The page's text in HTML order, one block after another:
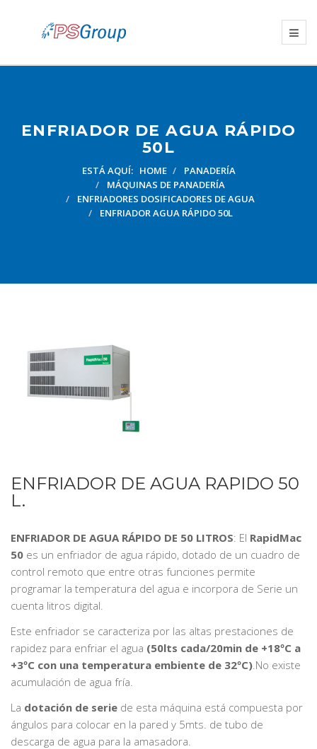
ENFRIADOR DE AGUA RÁPIDO
50L
ESTÁ AQUÍ: HOME
PANADERÍA
MÁQUINAS DE PANADERÍA
ENFRIADORES DOSIFICADORES DE AGUA
ENFRIADOR AGUA RÁPIDO 50L
ENFRIADOR DE AGUA RAPIDO 50
L.
ENFRIADOR DE AGUA RÁPIDO DE 50 LITROS: El RapidMac
50 es un enfriador de agua rápido, dotado de un cuadro de
control remoto que entre otras funciones permite
programar la temperatura del agua e incorpora de Serie un
cuenta litros digital.
Este enfriador se caracteriza por las altas prestaciones de
rapidez para enfriar el agua (50lts cada/20min de +18ºC a
+3ºC con una temperatura embiente de 32ºC).No existe
acumulación de agua fría.
La dotación de serie de esta máquina está compuesta por
ángulos para colocar en la pared y 5mts. de tubo de
descarga de agua para la amasadora.